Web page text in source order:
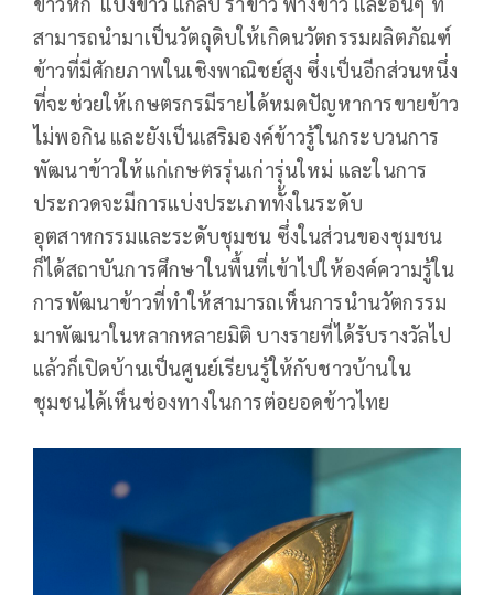
สามารถนำมาเป็นวัตถุดิบให้เกิดนวัตกรรมผลิตภัณฑ์
ข้าวที่มีศักยภาพในเชิงพาณิชย์สูง ซึ่งเป็นอีกส่วนหนึ่ง
ที่จะช่วยให้เกษตรกรมีรายได้หมดปัญหาการขายข้าว
ไม่พอกิน และยังเป็นเสริมองค์ข้าวรู้ในกระบวนการ
พัฒนาข้าวให้แก่เกษตรรุ่นเก่ารุ่นใหม่ และในการ
ประกวดจะมีการแบ่งประเภททั้งในระดับ
อุตสาหกรรมและระดับชุมชน ซึ่งในส่วนของชุมชน
ก็ได้สถาบันการศึกษาในพื้นที่เข้าไปให้องค์ความรู้ใน
การพัฒนาข้าวที่ทำให้สามารถเห็นการนำนวัตกรรม
มาพัฒนาในหลากหลายมิติ บางรายที่ได้รับรางวัลไป
แล้วก็เปิดบ้านเป็นศูนย์เรียนรู้ให้กับชาวบ้านใน
ชุมชนได้เห็นช่องทางในการต่อยอดข้าวไทย